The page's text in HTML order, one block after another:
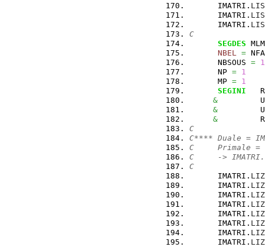
      IMATRI.
      IMATRI.
      IMATRI.
C
SEGDES
NBEL
=
      NBSOUS
= 1
      NP
= 1
      MP
= 1
SEGINI
&
&
&
C
C**** Duale =
C     Primale =
C     ->
C
      IMATRI.
      IMATRI.
      IMATRI.
      IMATRI.
      IMATRI.
      IMATRI.
      IMATRI.
      IMATRI.